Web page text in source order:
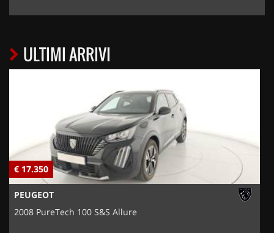
ULTIMI ARRIVI
€ 17.350
PEUGEOT
2008 PureTech 100 S&S Allure